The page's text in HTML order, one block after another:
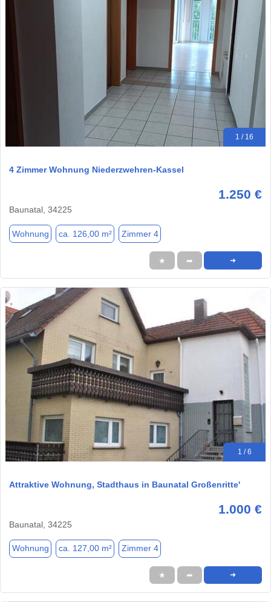
1 / 16
4 Zimmer Wohnung Niederzwehren-Kassel
1.250 €
Baunatal, 34225
Wohnung ca. 126,00 m² Zimmer 4
★ ➦ ➜
1 / 6
Attraktive Wohnung, Stadthaus in Baunatal Großenritte'
1.000 €
Baunatal, 34225
Wohnung ca. 127,00 m² Zimmer 4
★ ➦ ➜